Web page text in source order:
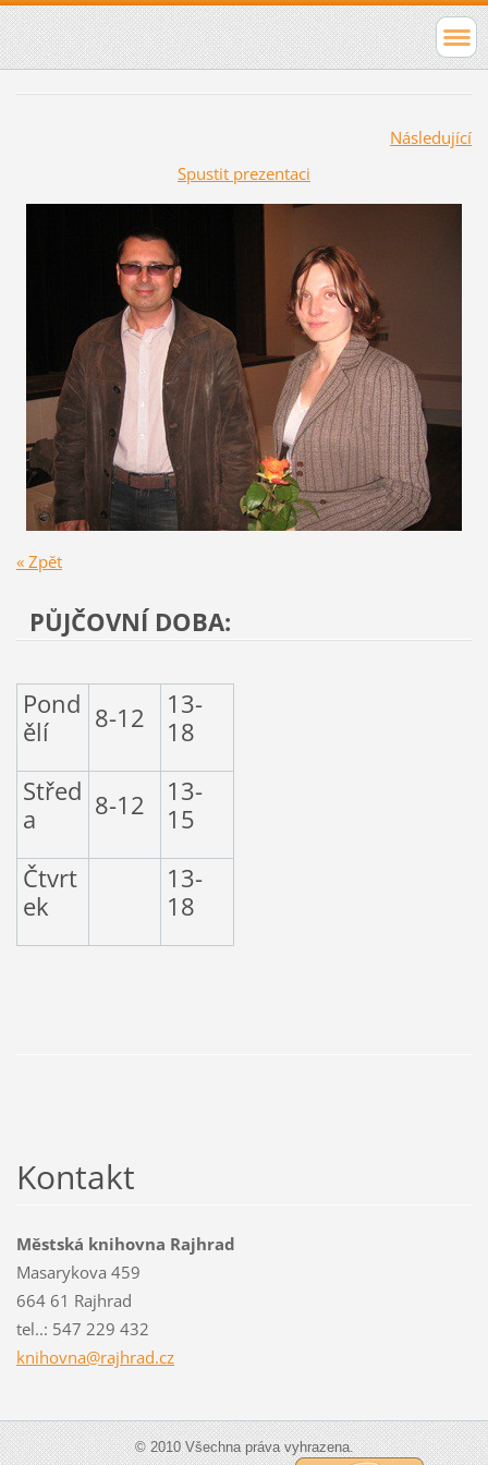
Následující
Spustit prezentaci
« Zpět
PŮJČOVNÍ DOBA:
Pond
ělí
8-12
13-
18
Střed
a
8-12
13-
15
Čtvrt
ek
13-
18
Kontakt
Městská knihovna Rajhrad
Masarykova 459
664 61 Rajhrad
tel..: 547 229 432
knihovna@rajhrad.cz
© 2010 Všechna práva vyhrazena.